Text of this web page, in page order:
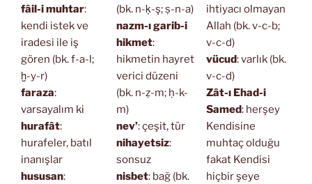
fâil-i muhtar:
kendi istek ve
iradesi ile iş
gören (bk. f-a-l;
ḫ-y-r)
faraza:
varsayalım ki
hurafât:
hurafeler, batıl
inanışlar
hususan:
(bk. n-ḳ-ş; ṣ-n-a)
nazm-ı garib-i
hikmet:
hikmetin hayret
verici düzeni
(bk. n-ẓ-m; ḥ-k-
m)
nev’: çeşit, tür
nihayetsiz:
sonsuz
nisbet: bağ (bk.
ihtiyacı olmayan
Allah (bk. v-c-b;
v-c-d)
vücud: varlık (bk.
v-c-d)
Zât-ı Ehad-i
Samed: herşey
Kendisine
muhtaç olduğu
fakat Kendisi
hiçbir şeye